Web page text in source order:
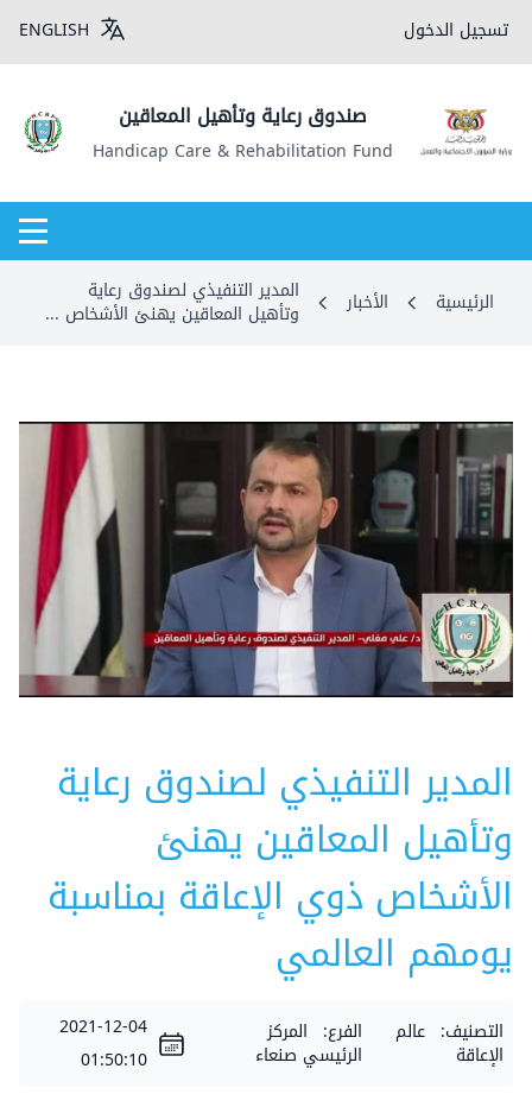
تسجيل الدخول ENGLISH
صندوق رعاية وتأهيل المعاقين
Handicap Care & Rehabilitation Fund
الرئيسية الأخبار المدير التنفيذي لصندوق رعاية
وتأهيل المعاقين يهنئ الأشخاص ...
المدير التنفيذي لصندوق رعاية
وتأهيل المعاقين يهنئ
الأشخاص ذوي الإعاقة بمناسبة
يومهم العالمي
التصنيف: عالم
الإعاقة
الفرع: المركز
الرئيسي صنعاء
2021-12-04
01:50:10